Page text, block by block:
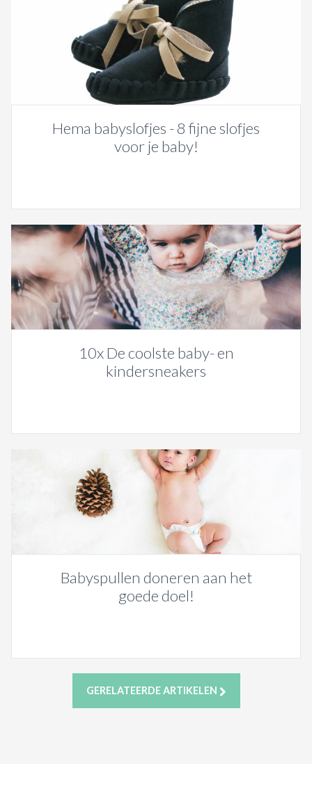
Hema babyslofjes - 8 fijne slofjes
voor je baby!
10x De coolste baby- en
kindersneakers
Babyspullen doneren aan het
goede doel!
GERELATEERDE ARTIKELEN